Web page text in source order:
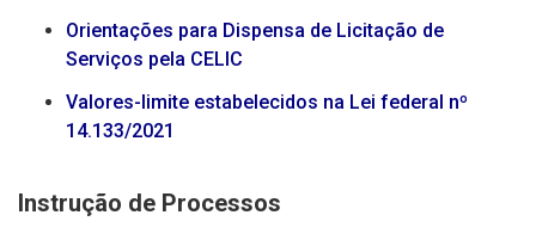
Orientações para Dispensa de Licitação de
Serviços pela CELIC
Valores-limite estabelecidos na Lei federal nº
14.133/2021
Instrução de Processos